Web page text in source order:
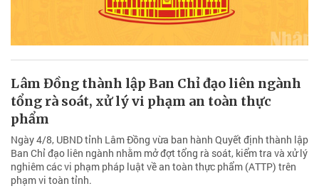
Lâm Đồng thành lập Ban Chỉ đạo liên ngành
tổng rà soát, xử lý vi phạm an toàn thực
phẩm
Ngày 4/8, UBND tỉnh Lâm Đồng vừa ban hành Quyết định thành lập
Ban Chỉ đạo liên ngành nhằm mở đợt tổng rà soát, kiểm tra và xử lý
nghiêm các vi phạm pháp luật về an toàn thực phẩm (ATTP) trên
phạm vi toàn tỉnh.